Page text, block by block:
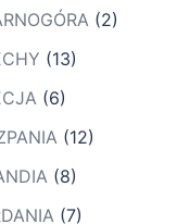
(2)
(13)
(6)
(12)
(8)
(7)